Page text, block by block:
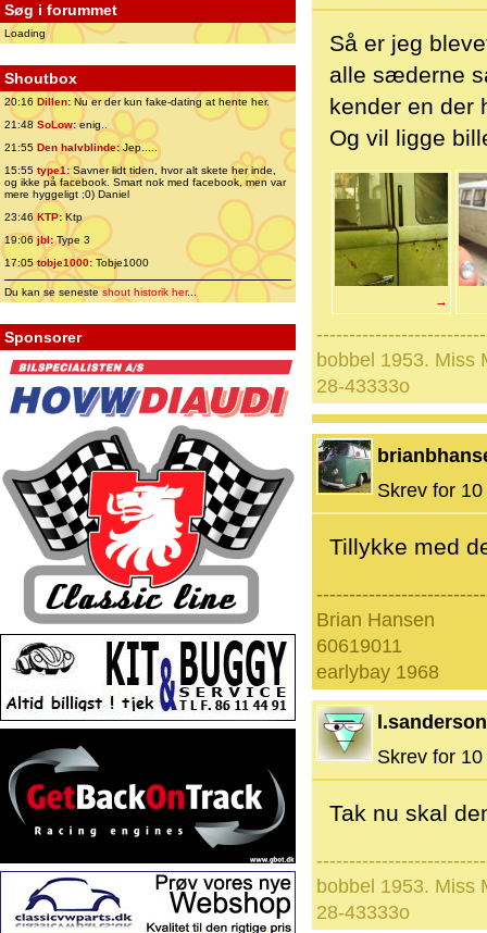
Søg i forummet
Loading
Shoutbox
20:16 Dillen: Nu er der kun fake-dating at hente her.
21:48 SoLow:enig..
21:55 Den halvblinde:Jep.....
15:55 type1:Savner lidt tiden, hvor alt skete her inde,
og ikke på facebook. Smart nok med facebook, men var
mere hyggeligt ;0) Daniel
23:46 KTP:Ktp
19:06jbl:Type 3
17:05tobje1000: Tobje1000
Du kan se senesteshout historik her...
Sponsorer
Så er jeg
alle sæderne
kender en der
Og vil ligge
→
bobbel 1953. Miss
28-43333o
Skrev for
Tillykke med
Brian Hansen
60619011
earlybay 1968
l.sanderson
Skrev for
Tak nu skal
bobbel 1953. Miss
28-43333o